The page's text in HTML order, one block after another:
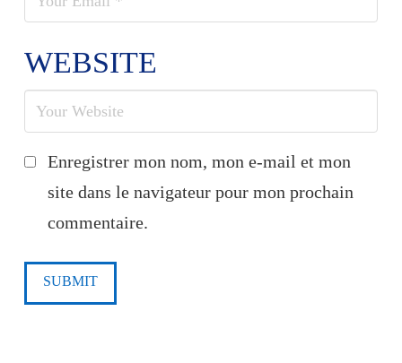
WEBSITE
Enregistrer mon nom, mon e-mail et mon
site dans le navigateur pour mon prochain
commentaire.